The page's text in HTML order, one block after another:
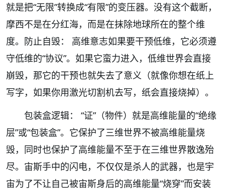
就是把“无限”转换成“有限”的变压器。没有这个截断，
摩西不是在分红海，而是在抹除地球所在的整个维
度。防止自毁： 高维意志如果要干预低维，它必须遵
守低维的“协议”。如果它蛮力进入，低维世界会直接
崩毁，那它的干预也就失去了意义（就像你想在纸上
写字，如果你用激光切割机去写，纸会直接烧掉）。
包装盒逻辑： “证”（物件）就是高维能量的“绝缘
层”或“包装盒”。它保护了三维世界不被高维能量烧
毁，同时也保护了高维能量不至于在三维世界散逸殆
尽。宙斯手中的闪电，不仅仅是杀人的武器，也是宇
宙为了不让自己被宙斯身后的高维能量“烧穿”而安装